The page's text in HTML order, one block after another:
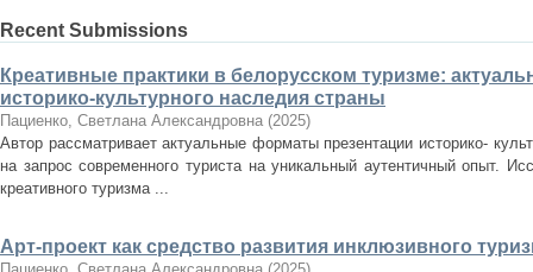
Recent Submissions
Креативные практики в белорусском туризме:
историко-культурного наследия страны
Пациенко, Светлана Александровна (2025)
Автор рассматривает актуальные форматы презентации историко-
на запрос современного туриста на уникальный аутентичный опыт.
креативного туризма ...
Арт-проект как средство развития инклюзивного